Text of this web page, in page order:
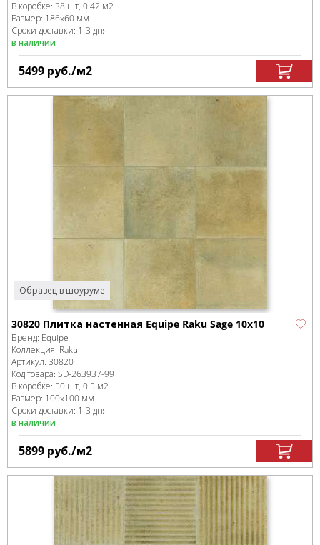
В коробке: 38 шт, 0.42 м2
Размер: 186x60 мм
Сроки доставки: 1-3 дня
в наличии
5499 руб./м2
Образец в шоуруме
30820 Плитка настенная Equipe Raku Sage 10x10
Бренд: Equipe
Коллекция: Raku
Артикул: 30820
Код товара: SD-263937-99
В коробке: 50 шт, 0.5 м2
Размер: 100x100 мм
Сроки доставки: 1-3 дня
в наличии
5899 руб./м2